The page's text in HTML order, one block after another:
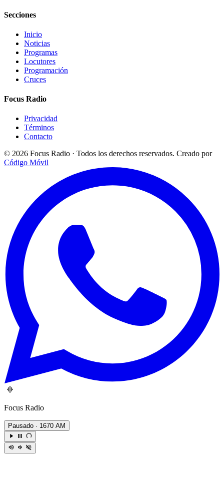
Secciones
Inicio
Noticias
Programas
Locutores
Programación
Cruces
Focus Radio
Privacidad
Términos
Contacto
© 2026 Focus Radio · Todos los derechos reservados. Creado por
Código Móvil
Focus Radio
Pausado · 1670 AM